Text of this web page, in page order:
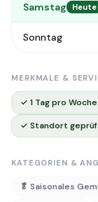
Samstag Heute
Sonntag
MERKMALE &
✓ 1 Tag pro Woche
✓ Standort
KATEGORIEN &
🥬 Saisonales